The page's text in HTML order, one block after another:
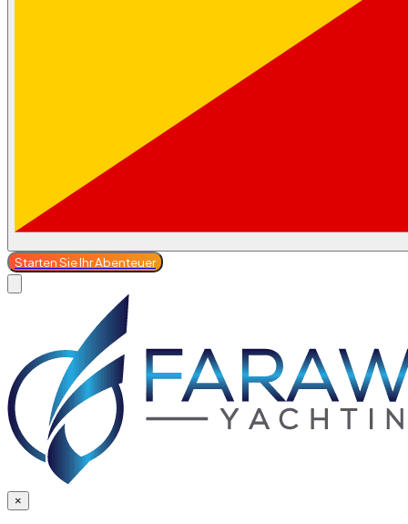
Starten Sie Ihr Abenteuer
×